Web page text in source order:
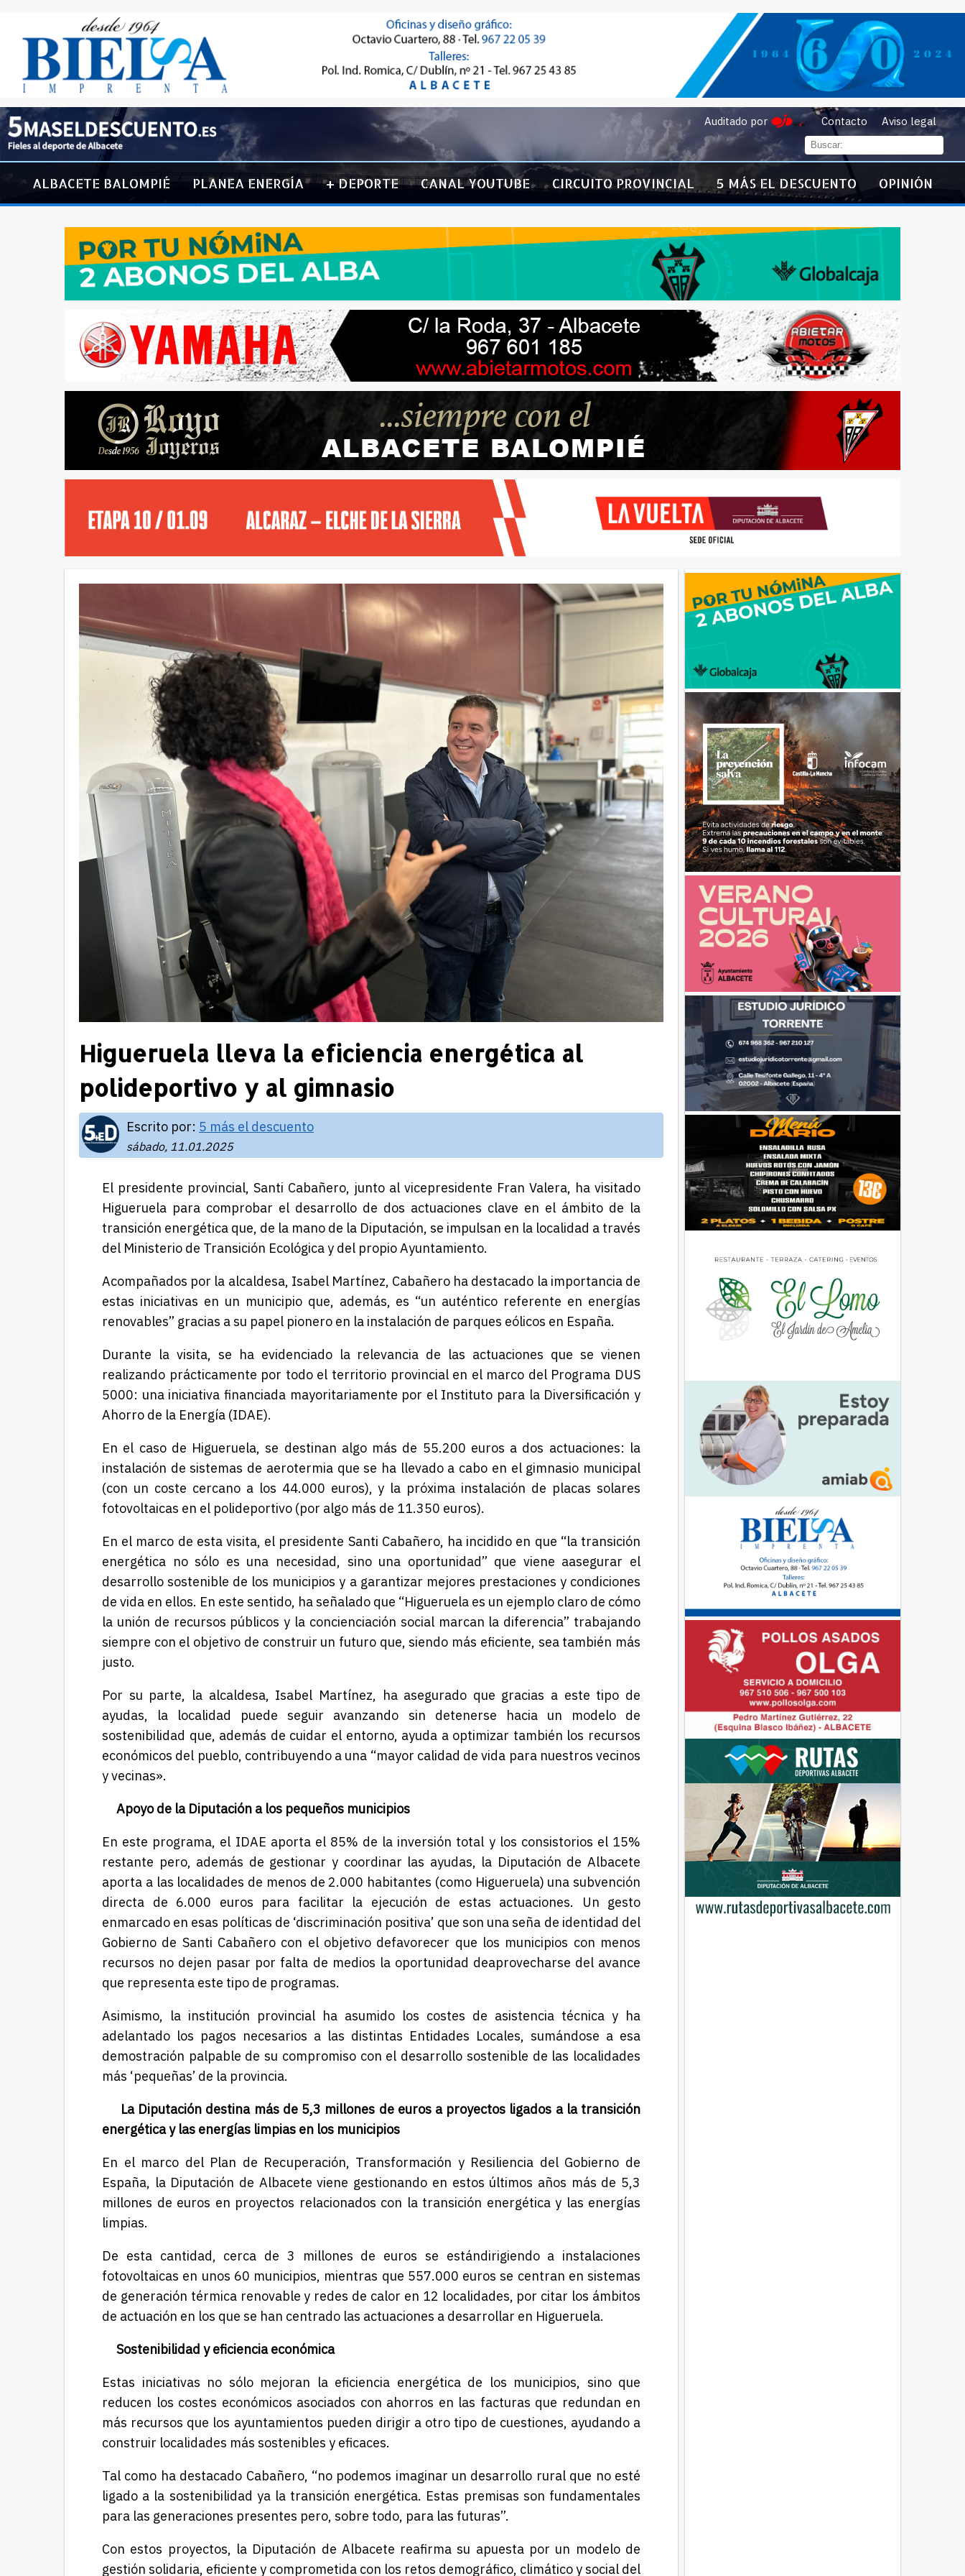
Auditado por Contacto Aviso legal
ALBACETE BALOMPIÉ PLANEA ENERGÍA + DEPORTE CANAL YOUTUBE CIRCUITO PROVINCIAL 5 MÁS EL DESCUENTO OPINIÓN
Higueruela lleva la eficiencia energética al
polideportivo y al gimnasio
Escrito por: 5 más el descuento
sábado, 11.01.2025
El presidente provincial, Santi Cabañero, junto al vicepresidente Fran Valera, ha visitado
Higueruela para comprobar el desarrollo de dos actuaciones clave en el ámbito de la
transición energética que, de la mano de la Diputación, se impulsan en la localidad a través
del Ministerio de Transición Ecológica y del propio Ayuntamiento.
Acompañados por la alcaldesa, Isabel Martínez, Cabañero ha destacado la importancia de
estas iniciativas en un municipio que, además, es “un auténtico referente en energías
renovables” gracias a su papel pionero en la instalación de parques eólicos en España.
Durante la visita, se ha evidenciado la relevancia de las actuaciones que se vienen
realizando prácticamente por todo el territorio provincial en el marco del Programa DUS
5000: una iniciativa financiada mayoritariamente por el Instituto para la Diversificación y
Ahorro de la Energía (IDAE).
En el caso de Higueruela, se destinan algo más de 55.200 euros a dos actuaciones: la
instalación de sistemas de aerotermia que se ha llevado a cabo en el gimnasio municipal
(con un coste cercano a los 44.000 euros), y la próxima instalación de placas solares
fotovoltaicas en el polideportivo (por algo más de 11.350 euros).
En el marco de esta visita, el presidente Santi Cabañero, ha incidido en que “la transición
energética no sólo es una necesidad, sino una oportunidad” que viene aasegurar el
desarrollo sostenible de los municipios y a garantizar mejores prestaciones y condiciones
de vida en ellos. En este sentido, ha señalado que “Higueruela es un ejemplo claro de cómo
la unión de recursos públicos y la concienciación social marcan la diferencia” trabajando
siempre con el objetivo de construir un futuro que, siendo más eficiente, sea también más
justo.
Por su parte, la alcaldesa, Isabel Martínez, ha asegurado que gracias a este tipo de
ayudas, la localidad puede seguir avanzando sin detenerse hacia un modelo de
sostenibilidad que, además de cuidar el entorno, ayuda a optimizar también los recursos
económicos del pueblo, contribuyendo a una “mayor calidad de vida para nuestros vecinos
y vecinas».
Apoyo de la Diputación a los pequeños municipios
En este programa, el IDAE aporta el 85% de la inversión total y los consistorios el 15%
restante pero, además de gestionar y coordinar las ayudas, la Diputación de Albacete
aporta a las localidades de menos de 2.000 habitantes (como Higueruela) una subvención
directa de 6.000 euros para facilitar la ejecución de estas actuaciones. Un gesto
enmarcado en esas políticas de ‘discriminación positiva’ que son una seña de identidad del
Gobierno de Santi Cabañero con el objetivo defavorecer que los municipios con menos
recursos no dejen pasar por falta de medios la oportunidad deaprovecharse del avance
que representa este tipo de programas.
Asimismo, la institución provincial ha asumido los costes de asistencia técnica y ha
adelantado los pagos necesarios a las distintas Entidades Locales, sumándose a esa
demostración palpable de su compromiso con el desarrollo sostenible de las localidades
más ‘pequeñas’ de la provincia.
La Diputación destina más de 5,3 millones de euros aproyectos ligados ala transición
energética y las energías limpias en los municipios
En el marco del Plan de Recuperación, Transformación y Resiliencia del Gobierno de
España, la Diputación de Albacete viene gestionando en estos últimos años más de 5,3
millones de euros en proyectos relacionados con la transición energética y las energías
limpias.
De esta cantidad, cerca de 3 millones de euros se estándirigiendo a instalaciones
fotovoltaicas en unos 60 municipios, mientras que 557.000 euros se centran en sistemas
de generación térmica renovable y redes de calor en 12 localidades, por citar los ámbitos
de actuación en los que se han centrado las actuaciones a desarrollar en Higueruela.
Sostenibilidad y eficiencia económica
Estas iniciativas no sólo mejoran la eficiencia energética de los municipios, sino que
reducen los costes económicos asociados con ahorros en las facturas que redundan en
más recursos que los ayuntamientos pueden dirigir a otro tipo de cuestiones, ayudando a
construir localidades más sostenibles y eficaces.
Tal como ha destacado Cabañero, “no podemos imaginar un desarrollo rural que no esté
ligado a la sostenibilidad ya la transición energética. Estas premisas son fundamentales
para las generaciones presentes pero, sobre todo, para las futuras”.
Con estos proyectos, la Diputación de Albacete reafirma su apuesta por un modelo de
gestión solidaria, eficiente y comprometida con los retos demográfico, climático y social del